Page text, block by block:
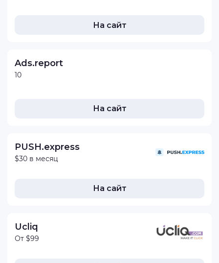
На сайт
Ads.report
10
На сайт
PUSH.express
$30 в месяц
На сайт
Ucliq
От $99